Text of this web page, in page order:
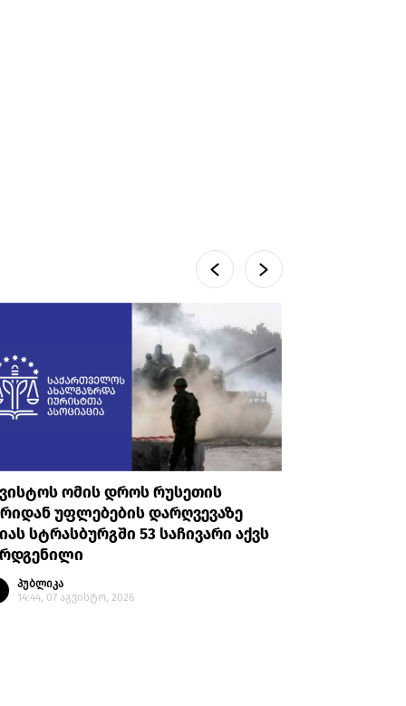
ომის დროს რუსეთის
უფლებების დარღვევაზე
სტრასბურგში 53 საჩივარი აქვს
პუბლიკა
14:44, 07 აგვისტო, 2026